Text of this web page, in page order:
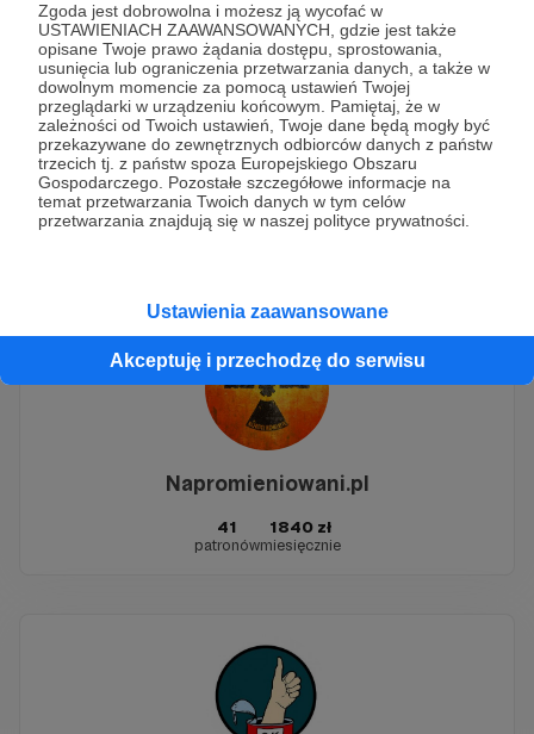
Zgoda jest dobrowolna i możesz ją wycofać w
USTAWIENIACH ZAAWANSOWANYCH, gdzie jest także
opisane Twoje prawo żądania dostępu, sprostowania,
usunięcia lub ograniczenia przetwarzania danych, a także w
dowolnym momencie za pomocą ustawień Twojej
przeglądarki w urządzeniu końcowym. Pamiętaj, że w
zależności od Twoich ustawień, Twoje dane będą mogły być
przekazywane do zewnętrznych odbiorców danych z państw
trzecich tj. z państw spoza Europejskiego Obszaru
Gospodarczego. Pozostałe szczegółowe informacje na
temat przetwarzania Twoich danych w tym celów
przetwarzania znajdują się w naszej polityce prywatności.
Ustawienia zaawansowane
Akceptuję i przechodzę do serwisu
Kuszlewicz w imieniu
116
patronów
5959 zł
Napromieniowani.pl
41
patronów
1840 zł
miesięcznie